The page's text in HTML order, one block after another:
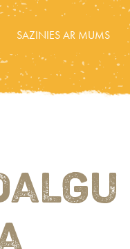
SAZINIES AR MUMS